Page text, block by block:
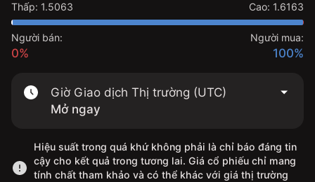
Thấp: 1.5063 Cao: 1.6163
Người bán:
0%
Người mua:
100%
Giờ Giao dịch Thị trường (UTC)
Mở ngay
Hiệu suất trong quá khứ không phải là chỉ báo đáng tin
cậy cho kết quả trong tương lai. Giá cổ phiếu chỉ mang
tính chất tham khảo và có thể khác với giá thị trường